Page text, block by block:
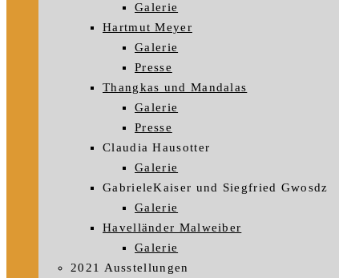
Galerie
Hartmut Meyer
Galerie
Presse
Thangkas und Mandalas
Galerie
Presse
Claudia Hausotter
Galerie
GabrieleKaiser und Siegfried Gwosdz
Galerie
Havelländer Malweiber
Galerie
2021 Ausstellungen